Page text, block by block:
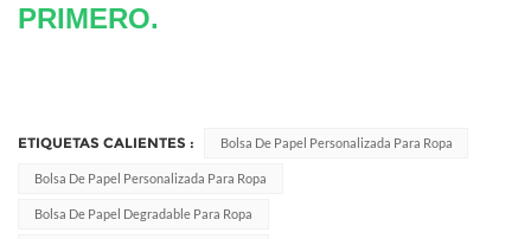
PRIMERO.
ETIQUETAS CALIENTES : Bolsa De Papel Personalizada Para Ropa
Bolsa De Papel Personalizada Para Ropa
Bolsa De Papel Degradable Para Ropa